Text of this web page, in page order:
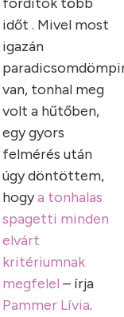
időt . Mivel most
igazán
van, tonhal meg
volt a hűtőben,
egy gyors
felmérés után
úgy döntöttem,
hogya tonhalas
spagetti minden
elvárt
kritériumnak
megfelel – írja
Pammer Lívia.